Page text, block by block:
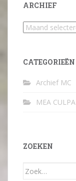
ARCHIEF
Archief
CATEGORIEËN
Archief MC
MEA CULPA
ZOEKEN
Zoek